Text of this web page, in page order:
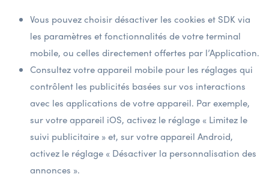
Vous pouvez choisir désactiver les cookies et SDK via
les paramètres et fonctionnalités de votre terminal
mobile, ou celles directement offertes par l’Application.
Consultez votre appareil mobile pour les réglages qui
contrôlent les publicités basées sur vos interactions
avec les applications de votre appareil. Par exemple,
sur votre appareil iOS, activez le réglage « Limitez le
suivi publicitaire » et, sur votre appareil Android,
activez le réglage « Désactiver la personnalisation des
annonces ».